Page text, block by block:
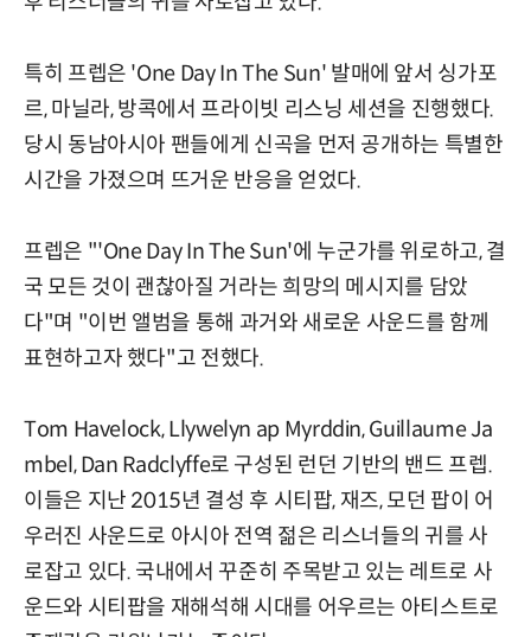
특히 프렙은 'One Day In The Sun' 발매에 앞서 싱가포
르, 마닐라, 방콕에서 프라이빗 리스닝 세션을 진행했다.
당시 동남아시아 팬들에게 신곡을 먼저 공개하는 특별한
시간을 가졌으며 뜨거운 반응을 얻었다.
프렙은 "'One Day In The Sun'에 누군가를 위로하고, 결
국 모든 것이 괜찮아질 거라는 희망의 메시지를 담았
다"며 "이번 앨범을 통해 과거와 새로운 사운드를 함께
표현하고자 했다"고 전했다.
Tom Havelock, Llywelyn ap Myrddin, Guillaume Ja
mbel, Dan Radclyffe로 구성된 런던 기반의 밴드 프렙.
이들은 지난 2015년 결성 후 시티팝, 재즈, 모던 팝이 어
우러진 사운드로 아시아 전역 젊은 리스너들의 귀를 사
로잡고 있다. 국내에서 꾸준히 주목받고 있는 레트로 사
운드와 시티팝을 재해석해 시대를 어우르는 아티스트로